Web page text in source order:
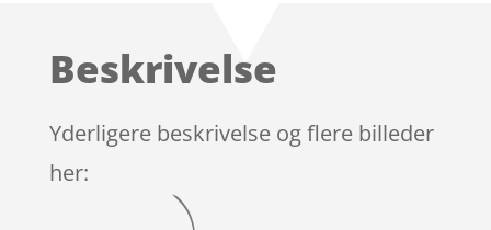
Beskrivelse
Yderligere beskrivelse og flere billeder
her: